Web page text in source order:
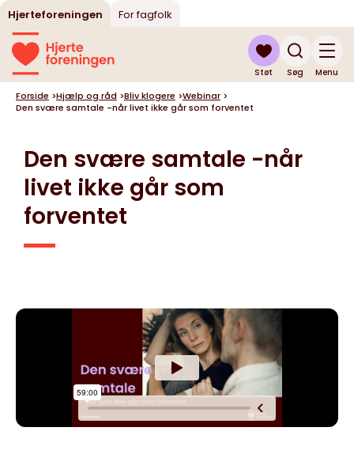
Hjerteforeningen For fagfolk
Søg
Støt Menu
Forside >Hjælp og råd >Bliv klogere >Webinar >
Den svære samtale -når livet ikke går som forventet
Den svære samtale -når
livet ikke går som
forventet